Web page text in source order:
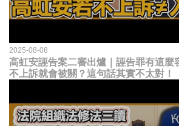
2025-08-08
高虹安誣告案二審出爐｜誣告罪有這麼
不上訴就會被關？這句話其實不太對！